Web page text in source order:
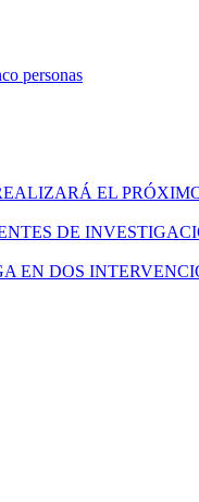
personas
EL
DE
EN DOS